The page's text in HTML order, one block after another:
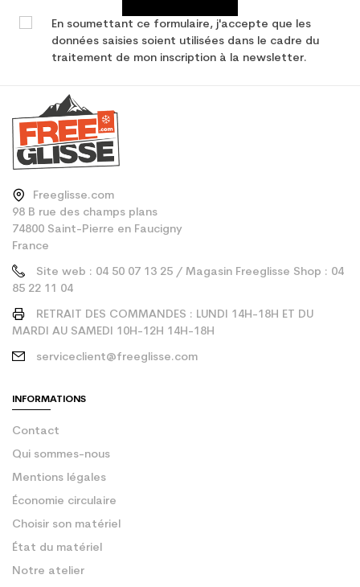
En soumettant ce formulaire, j'accepte que les
données saisies soient utilisées dans le cadre du
traitement de mon inscription à la newsletter.
Freeglisse.com
98 B rue des champs plans
74800 Saint-Pierre en Faucigny
France
Site web : 04 50 07 13 25 / Magasin Freeglisse Shop : 04
85 22 11 04
RETRAIT DES COMMANDES : LUNDI 14H-18H ET DU
MARDI AU SAMEDI 10H-12H 14H-18H
serviceclient@freeglisse.com
INFORMATIONS
Contact
Qui sommes-nous
Mentions légales
Économie circulaire
Choisir son matériel
État du matériel
Notre atelier